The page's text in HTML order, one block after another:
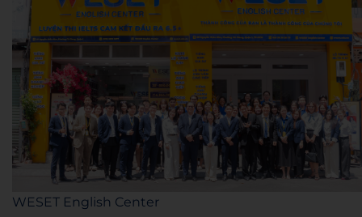
WESET English Center